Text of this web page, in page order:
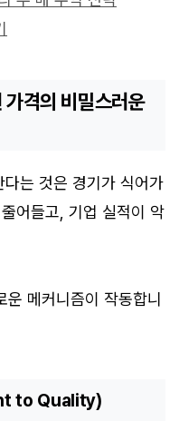
격의 비밀스러운
다는 것은 경기가 식어가
어들고, 기업 실적이 악
메커니즘이 작동합니
to Quality)